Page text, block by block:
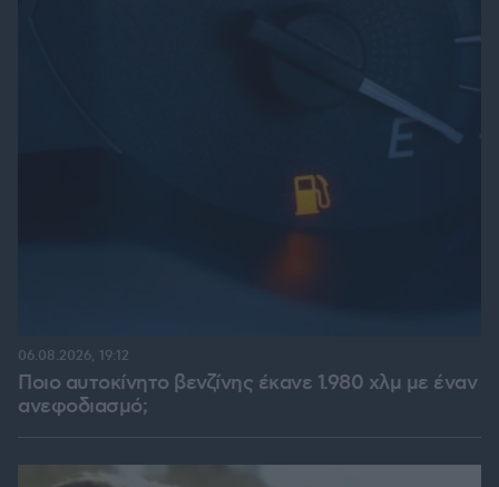
Ποιο αυτοκίνητο βενζίνης έκανε 1.980 χλμ με έναν
ανεφοδιασμό;
06.08.2026, 19:12